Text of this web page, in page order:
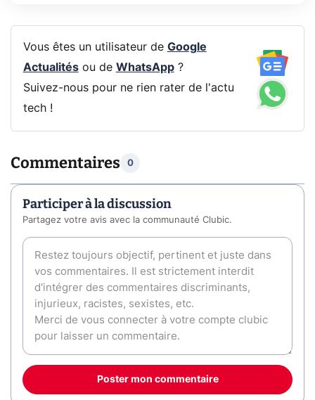
Vous êtes un utilisateur de Google
Actualitésou de WhatsApp?
Suivez-nous pour ne rien rater de l'actu
tech !
Commentaires 0
Participer à la discussion
Partagez votre avis avec la communauté Clubic.
Poster mon commentaire